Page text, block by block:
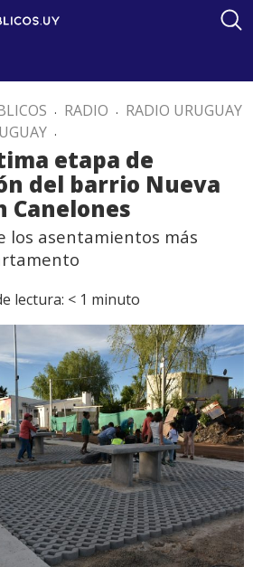
. RADIO . RADIO URUGUAY
.
etapa de
del barrio Nueva
Canelones
los asentamientos más
lectura: < 1 minuto